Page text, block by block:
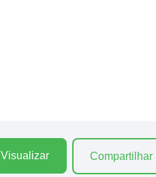
Visualizar Compartilhar